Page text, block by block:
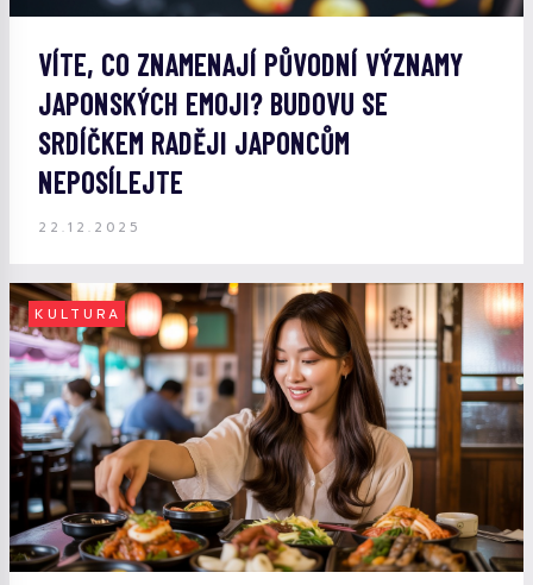
VÍTE, CO ZNAMENAJÍ PŮVODNÍ VÝZNAMY
JAPONSKÝCH EMOJI? BUDOVU SE
SRDÍČKEM RADĚJI JAPONCŮM
NEPOSÍLEJTE
22.12.2025
KULTURA